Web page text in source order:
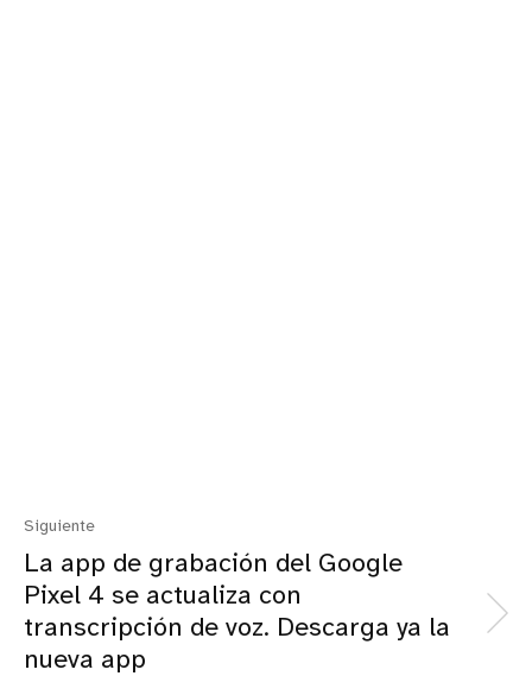
Siguiente
La app de grabación del Google
Pixel 4 se actualiza con
transcripción de voz. Descarga ya la
nueva app